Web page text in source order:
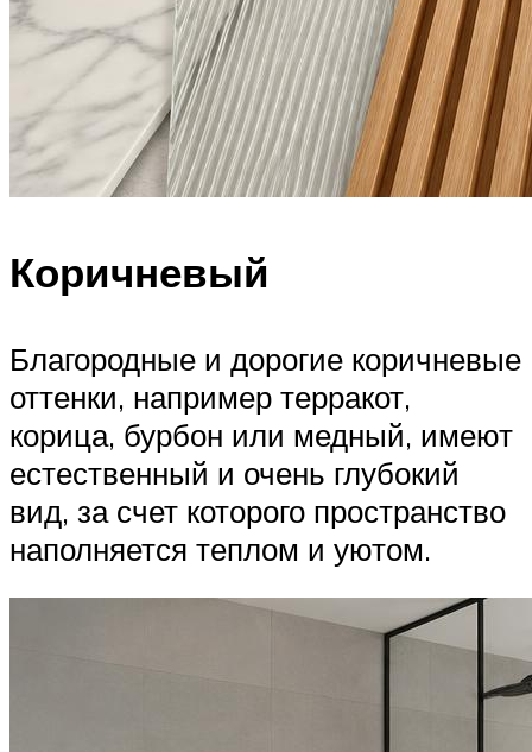
Коричневый
Благородные и дорогие коричневые
оттенки, например терракот,
корица, бурбон или медный, имеют
естественный и очень глубокий
вид, за счет которого пространство
наполняется теплом и уютом.